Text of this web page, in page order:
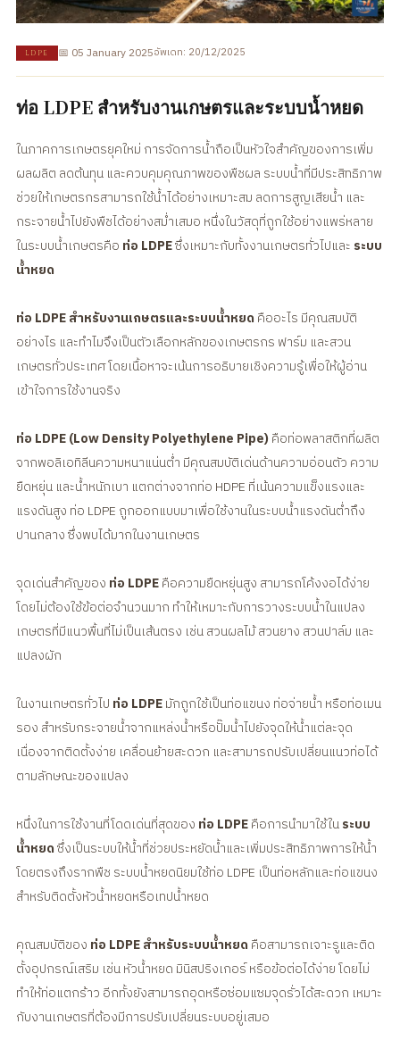
LDPE 📅 05 January 2025อัพเดท: 20/12/2025
ท่อ LDPE สำหรับงานเกษตรและระบบน้ำหยด
ในภาคการเกษตรยุคใหม่ การจัดการน้ำถือเป็นหัวใจสำคัญของการเพิ่ม
ผลผลิต ลดต้นทุน และควบคุมคุณภาพของพืชผล ระบบน้ำที่มีประสิทธิภาพ
ช่วยให้เกษตรกรสามารถใช้น้ำได้อย่างเหมาะสม ลดการสูญเสียน้ำ และ
กระจายน้ำไปยังพืชได้อย่างสม่ำเสมอ หนึ่งในวัสดุที่ถูกใช้อย่างแพร่หลาย
ในระบบน้ำเกษตรคือ ท่อ LDPEซึ่งเหมาะกับทั้งงานเกษตรทั่วไปและ ระบบ
น้ำหยด
ท่อ LDPE สำหรับงานเกษตรและระบบน้ำหยด คืออะไร มีคุณสมบัติ
อย่างไร และทำไมจึงเป็นตัวเลือกหลักของเกษตรกร ฟาร์ม และสวน
เกษตรทั่วประเทศ โดยเนื้อหาจะเน้นการอธิบายเชิงความรู้เพื่อให้ผู้อ่าน
เข้าใจการใช้งานจริง
ท่อ LDPE (Low Density Polyethylene Pipe)คือท่อพลาสติกที่ผลิต
จากพอลิเอทิลีนความหนาแน่นต่ำ มีคุณสมบัติเด่นด้านความอ่อนตัว ความ
ยืดหยุ่น และน้ำหนักเบา แตกต่างจากท่อ HDPE ที่เน้นความแข็งแรงและ
แรงดันสูง ท่อ LDPE ถูกออกแบบมาเพื่อใช้งานในระบบน้ำแรงดันต่ำถึง
ปานกลาง ซึ่งพบได้มากในงานเกษตร
จุดเด่นสำคัญของ ท่อ LDPEคือความยืดหยุ่นสูง สามารถโค้งงอได้ง่าย
โดยไม่ต้องใช้ข้อต่อจำนวนมาก ทำให้เหมาะกับการวางระบบน้ำในแปลง
เกษตรที่มีแนวพื้นที่ไม่เป็นเส้นตรง เช่น สวนผลไม้ สวนยาง สวนปาล์ม และ
แปลงผัก
ในงานเกษตรทั่วไป ท่อ LDPEมักถูกใช้เป็นท่อแขนง ท่อจ่ายน้ำ หรือท่อเมน
รอง สำหรับกระจายน้ำจากแหล่งน้ำหรือปั๊มน้ำไปยังจุดให้น้ำแต่ละจุด
เนื่องจากติดตั้งง่าย เคลื่อนย้ายสะดวก และสามารถปรับเปลี่ยนแนวท่อได้
ตามลักษณะของแปลง
หนึ่งในการใช้งานที่โดดเด่นที่สุดของ ท่อ LDPEคือการนำมาใช้ในระบบ
น้ำหยดซึ่งเป็นระบบให้น้ำที่ช่วยประหยัดน้ำและเพิ่มประสิทธิภาพการให้น้ำ
โดยตรงถึงรากพืช ระบบน้ำหยดนิยมใช้ท่อ LDPE เป็นท่อหลักและท่อแขนง
สำหรับติดตั้งหัวน้ำหยดหรือเทปน้ำหยด
คุณสมบัติของ ท่อ LDPE สำหรับระบบน้ำหยด คือสามารถเจาะรูและติด
ตั้งอุปกรณ์เสริม เช่น หัวน้ำหยด มินิสปริงเกอร์ หรือข้อต่อได้ง่าย โดยไม่
ทำให้ท่อแตกร้าว อีกทั้งยังสามารถอุดหรือซ่อมแซมจุดรั่วได้สะดวก เหมาะ
กับงานเกษตรที่ต้องมีการปรับเปลี่ยนระบบอยู่เสมอ